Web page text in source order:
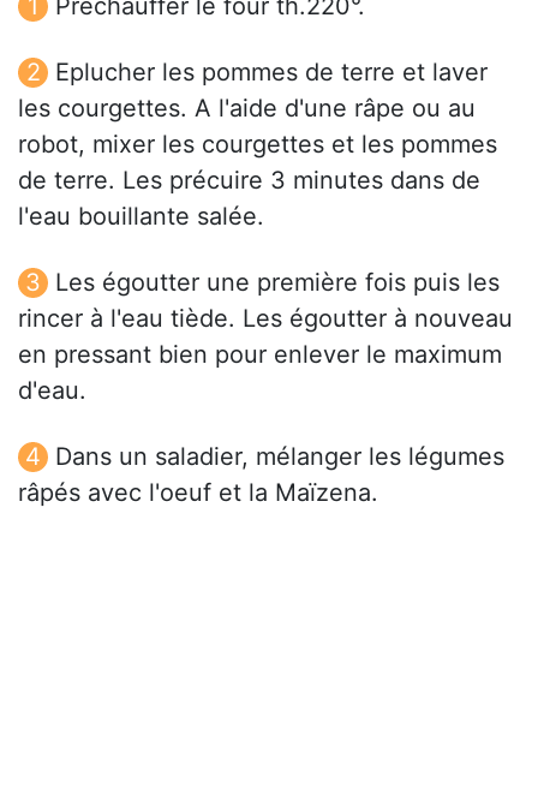
Préchauffer le four th.220°.
Eplucher les pommes de terre et laver
les courgettes. A l'aide d'une râpe ou au
robot, mixer les courgettes et les pommes
de terre. Les précuire 3 minutes dans de
l'eau bouillante salée.
Les égoutter une première fois puis les
rincer à l'eau tiède. Les égoutter à nouveau
en pressant bien pour enlever le maximum
d'eau.
Dans un saladier, mélanger les légumes
râpés avec l'oeuf et la Maïzena.